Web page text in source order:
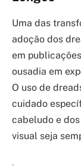
Uma das
adoção dos
em
ousadia em
O uso de
cuidado
cabeludo e
visual seja